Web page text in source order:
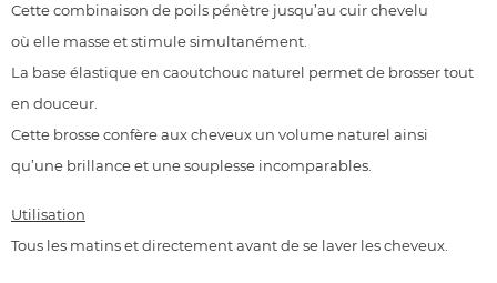
Cette combinaison de poils pénètre jusqu’au cuir chevelu
où elle masse et stimule simultanément.
La base élastique en caoutchouc naturel permet de brossertout
en douceur.
Cette brosse confère aux cheveux un volume naturel ainsi
qu’une brillance et unesouplesse incomparables.
Utilisation
Tous les matins et directement avant de se laver les cheveux.